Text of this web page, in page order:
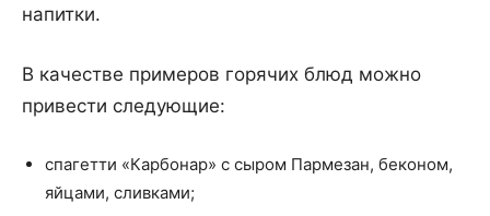
напитки.
В качестве примеров горячих блюд можно
привести следующие:
спагетти «Карбонар» с сыром Пармезан, беконом,
яйцами, сливками;